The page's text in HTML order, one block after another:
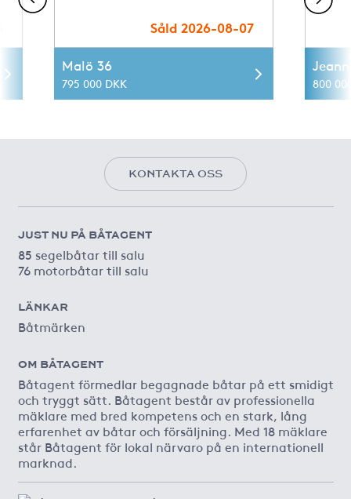
Såld 2026-08-07
Malö 36
795 000 DKK 800
KONTAKTA OSS
JUST NU PÅ BÅTAGENT
85 segelbåtar till salu
76 motorbåtar till salu
LÄNKAR
Båtmärken
OM BÅTAGENT
Båtagent förmedlar begagnade båtar på ett smidigt
och tryggt sätt. Båtagent består av professionella
mäklare med bred kompetens och en stark, lång
erfarenhet av båtar och försäljning. Med 18 mäklare
står Båtagent för lokal närvaro på en internationell
marknad.